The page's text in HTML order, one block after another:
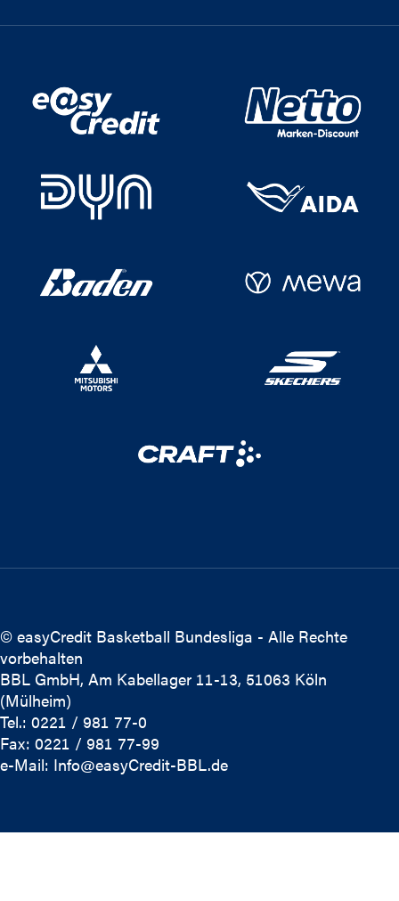
© easyCredit Basketball Bundesliga - Alle Rechte
vorbehalten
BBL GmbH, Am Kabellager 11-13, 51063 Köln
(Mülheim)
Tel.: 0221 / 981 77-0
Fax: 0221 / 981 77-99
e-Mail: Info@easyCredit-BBL.de